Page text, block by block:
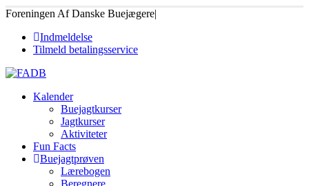
Foreningen Af Danske Buejægere|
Indmeldelse
Tilmeld betalingsservice
Kalender
Buejagtkurser
Jagtkurser
Aktiviteter
Fun Facts
Buejagtprøven
Lærebogen
Beregnere